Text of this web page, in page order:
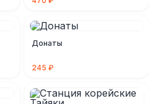
Донаты
245 ₽